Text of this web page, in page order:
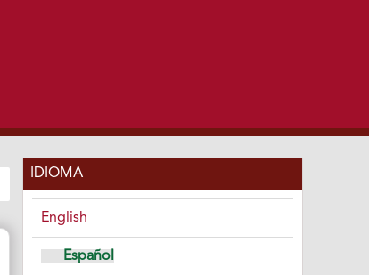
IDIOMA
English
Español